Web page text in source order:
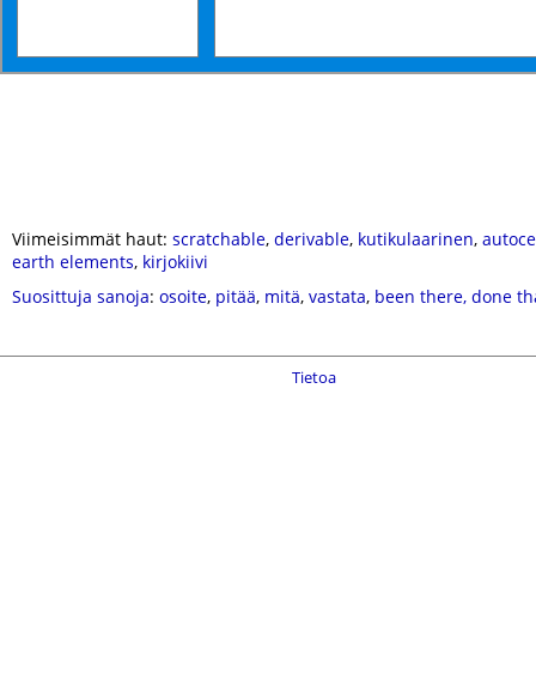
Viimeisimmät haut: scratchable, derivable, kutikulaarinen,
earth elements, kirjokiivi
Suosittuja sanoja: osoite, pitää, mitä, vastata, been there, done
Tietoa